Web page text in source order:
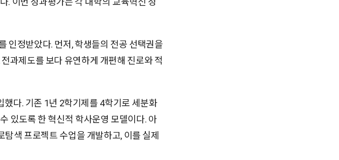
인정받았다. 먼저, 학생들의 전공 선택권을
과제도를 보다 유연하게 개편해 진로와 적
했다. 기존 1년 2학기제를 4학기로 세분화
있도록 한 혁신적 학사운영 모델이다. 아
색 프로젝트 수업을 개발하고, 이를 실제